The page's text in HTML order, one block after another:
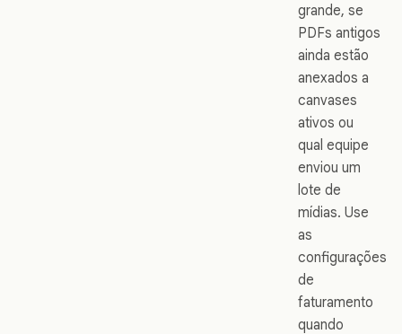
grande, se
PDFs antigos
ainda estão
anexados a
canvases
ativos ou
qual equipe
enviou um
lote de
mídias. Use
as
configurações
de
faturamento
quando